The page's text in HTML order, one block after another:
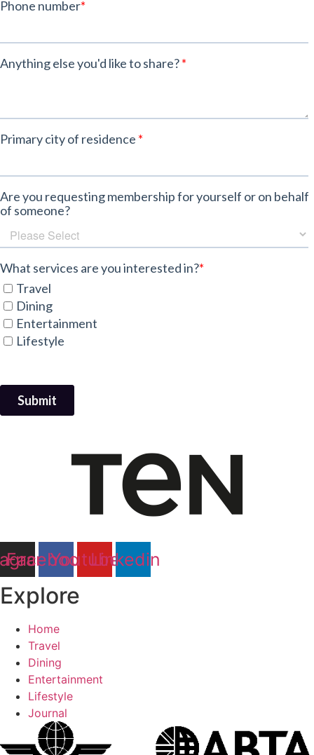
Facebook
YoutubeLinkedin
Explore
Home
Travel
Dining
Entertainment
Lifestyle
Journal